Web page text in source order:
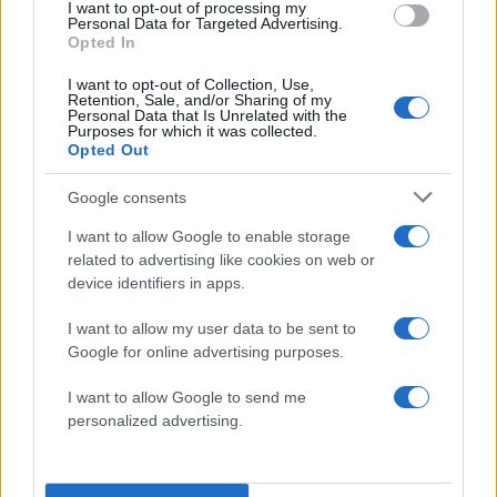
I want to opt-out of processing my
Personal Data for Targeted Advertising.
Opted In
I want to opt-out of Collection, Use,
Retention, Sale, and/or Sharing of my
Personal Data that Is Unrelated with the
Purposes for which it was collected.
Opted Out
Google consents
I want to allow Google to enable storage
related to advertising like cookies on web or
device identifiers in apps.
I want to allow my user data to be sent to
Google for online advertising purposes.
I want to allow Google to send me
personalized advertising.
αισθητήρων και πυρών.
Η φρεγάτα «Κίμων» αποτελεί το πρώτο βήμα
αυτής της μετάβασης. Με τις δυνατότητες που
διαθέτει, μπορεί να ενισχύσει την εικόνα αέρος
και επιφανείας, να υποστηρίξει την αεράμυνα
ναυτικής δύναμης, να συνεργαστεί με ελικόπτερα
και αεροσκάφη και να δώσει στον διοικητή της
δύναμης πολύ πιο καθαρή εικόνα του πεδίου.
Σε ένα περιβάλλον όπως το Αιγαίο, όπου ο
χρόνος προειδοποίησης μπορεί να είναι
εμφανιστούν από διαφορετικές κατευθύνσεις,